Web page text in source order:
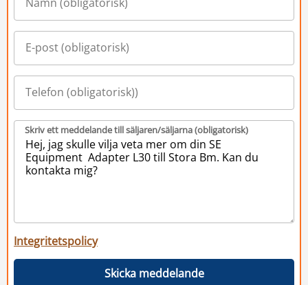
Skriv ett meddelande till säljaren/säljarna (obligatorisk)
Integritetspolicy
Skicka meddelande